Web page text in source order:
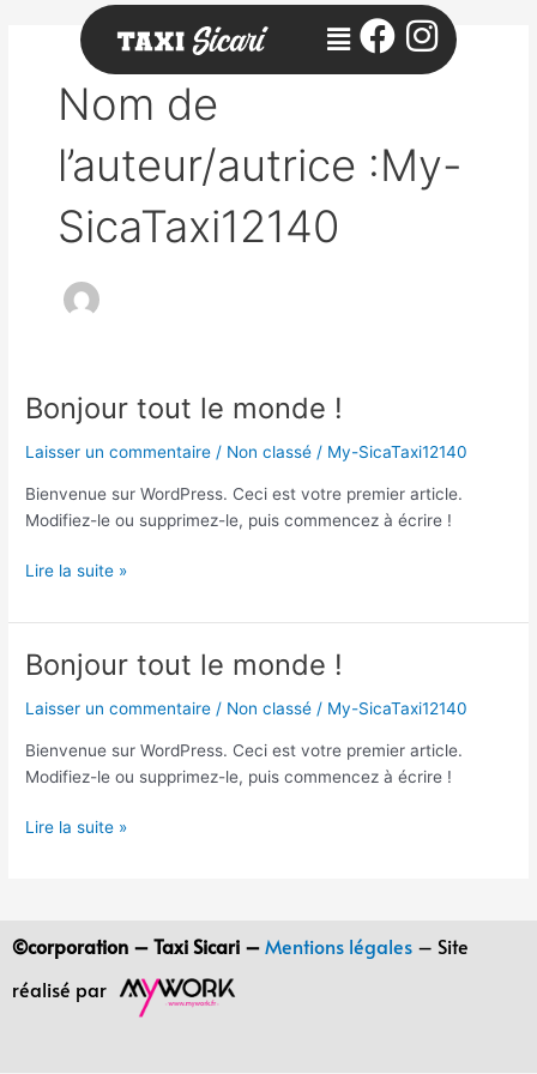
Menu
Nom de
l’auteur/autrice :My-
SicaTaxi12140
Bonjour tout le monde !
Laisser un commentaire / Non classé / My-SicaTaxi12140
Bienvenue sur WordPress. Ceci est votre premier article.
Modifiez-le ou supprimez-le, puis commencez à écrire !
Bonjour
le
Lire la suite »
Bonjour tout le monde !
Laisser un commentaire / Non classé / My-SicaTaxi12140
Bienvenue sur WordPress. Ceci est votre premier article.
Modifiez-le ou supprimez-le, puis commencez à écrire !
Bonjour
le
Lire la suite »
©corporation – Taxi Sicari –Mentions légales – Site
réalisé par